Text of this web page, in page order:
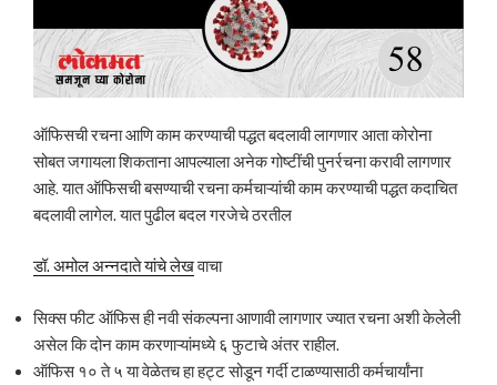
ऑफिसची रचना आणि काम करण्याची पद्धत बदलावी लागणार आता कोरोना
सोबत जगायला शिकताना आपल्याला अनेक गोष्टींची पुनर्रचना करावी लागणार
आहे. यात ऑफिसची बसण्याची रचना कर्मचाऱ्यांची काम करण्याची पद्धत कदाचित
बदलावी लागेल. यात पुढील बदल गरजेचे ठरतील
डॉ. अमोल अन्नदाते यांचे लेखवाचा
सिक्स फीट ऑफिस ही नवी संकल्पना आणावी लागणार ज्यात रचना अशी केलेली
असेल कि दोन काम करणाऱ्यांमध्ये ६ फुटाचे अंतर राहील.
ऑफिस १० ते ५ या वेळेतच हा हट्ट सोडून गर्दी टाळण्यासाठी कर्मचार्यांना